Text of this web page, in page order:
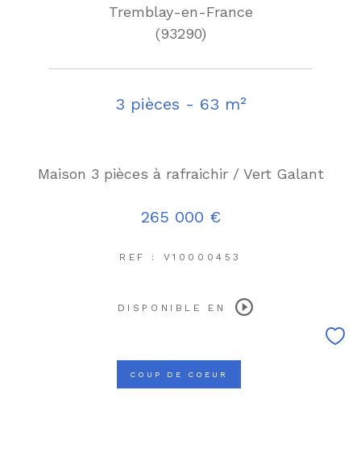
Tremblay-en-France
(93290)
3 pièces - 63 m²
Maison 3 pièces à rafraichir / Vert Galant
265 000 €
REF : V10000453
DISPONIBLE EN
COUP DE COEUR